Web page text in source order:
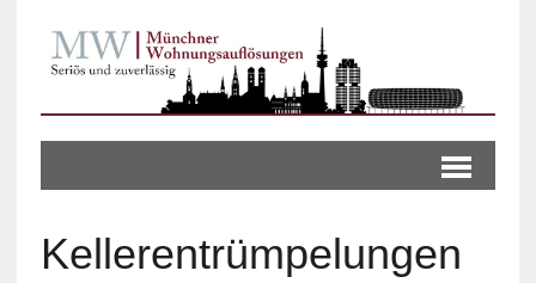
Kellerentrümpelungen